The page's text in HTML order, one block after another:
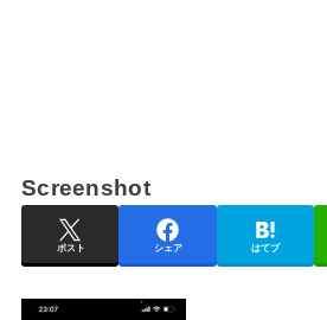
Screenshot
ポスト シェア はてブ